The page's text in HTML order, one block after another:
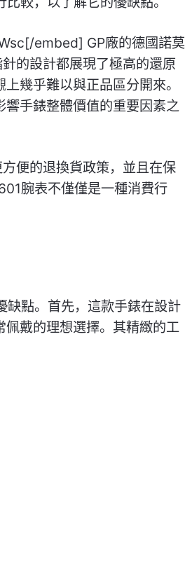
embed] GP廠的德國諾莫
的設計都展現了極高的還原
幾乎難以與正品區分開來。
手錶整體價值的重要因素之
便的退換貨政策，並且在保
腕表不僅僅是一種消費行
缺點。首先，這款手錶在設計
佩戴的理想選擇。其精緻的工